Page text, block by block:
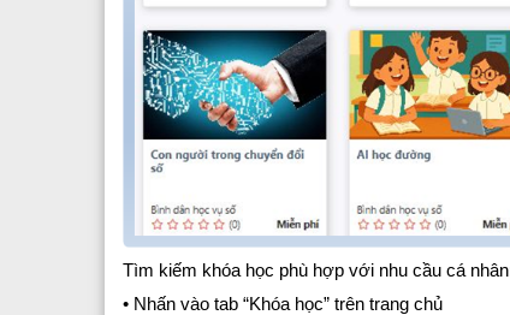
Tìm kiếm khóa học phù hợp với nhu cầu cá
• Nhấn vào tab “Khóa học” trên trang chủ